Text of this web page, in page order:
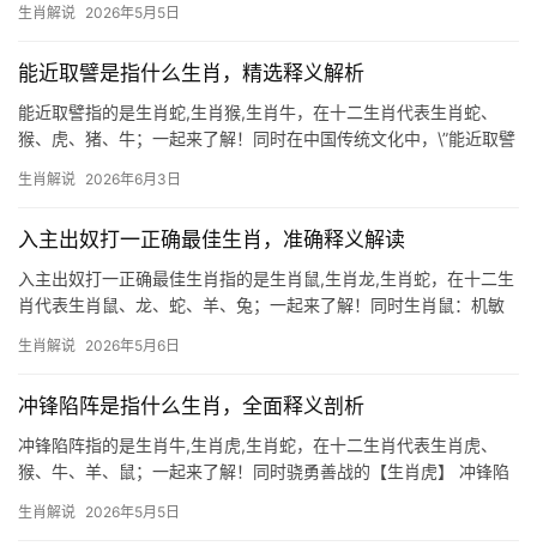
古人云\”鼠咬天开\”，喻其开创之力，2025乙巳年，生肖鼠与太岁暗
生肖解说 2026年5月5日
能近取譬是指什么生肖，精选释义解析
能近取譬指的是生肖蛇,生肖猴,生肖牛，在十二生肖代表生肖蛇、
猴、虎、猪、牛；一起来了解！同时在中国传统文化中，\”能近取譬
中，生肖蛇的敏锐洞察与生肖猴的举一反三最为契合，而当我们深
生肖解说 2026年6月3日
入主出奴打一正确最佳生肖，准确释义解读
入主出奴打一正确最佳生肖指的是生肖鼠,生肖龙,生肖蛇，在十二生
肖代表生肖鼠、龙、蛇、羊、兔；一起来了解！同时生肖鼠：机敏
肖鼠，当属其隐忍与爆发并存的特性，子时出生的生肖鼠天生具备
生肖解说 2026年5月6日
冲锋陷阵是指什么生肖，全面释义剖析
冲锋陷阵指的是生肖牛,生肖虎,生肖蛇，在十二生肖代表生肖虎、
猴、牛、羊、鼠；一起来了解！同时骁勇善战的【生肖虎】 冲锋陷
虎最能诠释这一精神，虎为百兽之王，天生具有王者气魄，每逢险
生肖解说 2026年5月5日